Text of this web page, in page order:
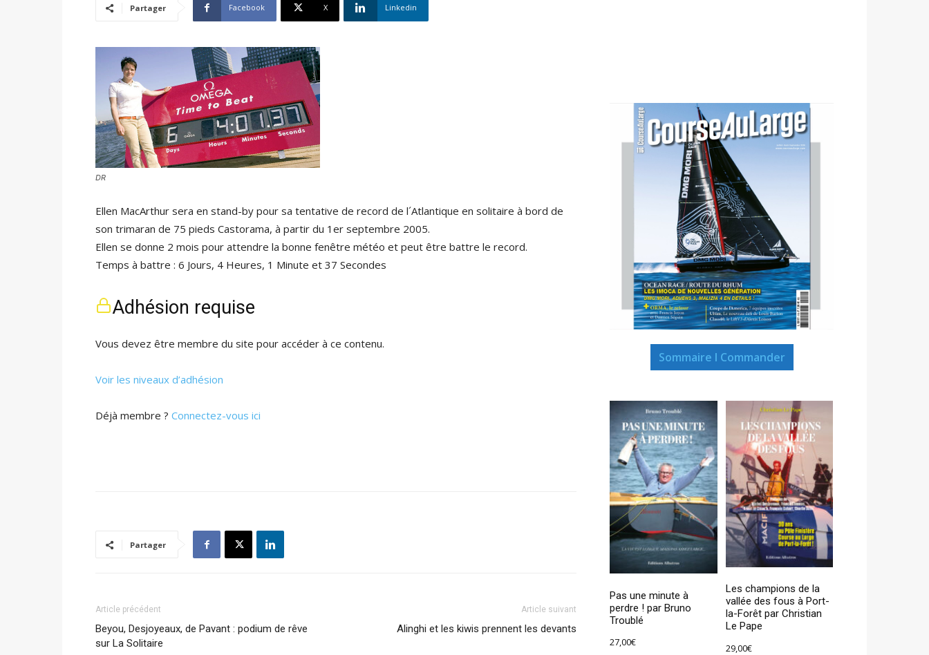
Partager Facebook X Linkedin
DR
Ellen MacArthur sera en stand-by pour sa tentative de record de l´Atlantique en solitaire à bord de
son trimaran de 75 pieds Castorama, à partir du 1er septembre 2005.
Ellen se donne 2 mois pour attendre la bonne fenêtre météo et peut être battre le record.
Temps à battre : 6 Jours, 4 Heures, 1 Minute et 37 Secondes
Adhésion requise
Vous devez être membre du site pour accéder à ce contenu.
Voir les niveaux d’adhésion
Déjà membre ? Connectez-vous ici
Partager
Article précédent
Beyou, Desjoyeaux, de Pavant : podium de rêve
sur La Solitaire
Article suivant
Alinghi et les kiwis prennent les devants
Sommaire I Commander
Pas une minute à
perdre ! par Bruno
Troublé
27,00€
Les champions de la
vallée des fous à Port-
la-Forêt par Christian
Le Pape
29,00€